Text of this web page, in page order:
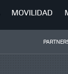
MOVILIDAD